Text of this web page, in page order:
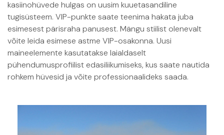
kasiinohüvede hulgas on uusim kuuetasandiline
tugisüsteem. VIP-punkte saate teenima hakata juba
esimesest pärisraha panusest. Mängu stiilist olenevalt
võite leida esimese astme VIP-osakonna. Uusi
maineelemente kasutatakse laialdaselt
pühendumusprofiilist edasiliikumiseks, kus saate nautida
rohkem hüvesid ja võite professionaalideks saada.